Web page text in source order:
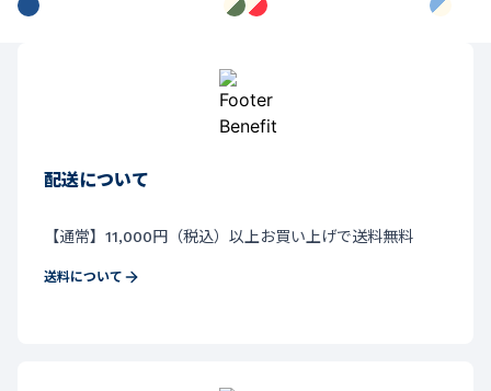
配送について
【通常】11,000円（税込）以上お買い上げで送料無料
送料について